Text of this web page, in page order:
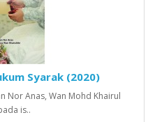
Syarak (2020)
Nor Anas, Wan Mohd Khairul
is..